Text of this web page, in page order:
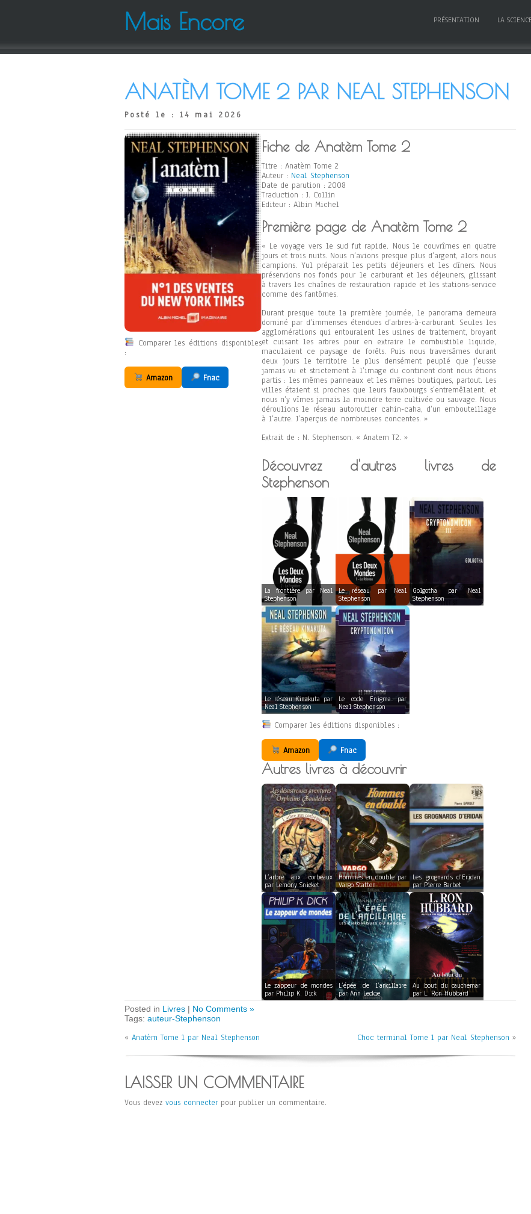
Mais Encore PRÉSENTATION LA
ANATÈM TOME 2 PAR NEAL STEPHENSON
Posté le : 14 mai 2026
Comparer les éditions disponibles
:
Amazon Fnac
Fiche de Anatèm Tome 2
Titre : Anatèm Tome 2
Auteur : Neal Stephenson
Date de parution : 2008
Traduction : J. Collin
Editeur : Albin Michel
Première page de Anatèm Tome 2
« Le voyage vers le sud fut rapide. Nous le couvrîmes en quatre
jours et trois nuits. Nous n’avions presque plus d’argent, alors nous
campions. Yul préparait les petits déjeuners et les dîners. Nous
préservions nos fonds pour le carburant et les déjeuners, glissant
à travers les chaînes de restauration rapide et les stations-service
comme des fantômes.
Durant presque toute la première journée, le panorama demeura
dominé par d’immenses étendues d’arbres-à-carburant. Seules les
agglomérations qui entouraient les usines de traitement, broyant
et cuisant les arbres pour en extraire le combustible liquide,
maculaient ce paysage de forêts. Puis nous traversâmes durant
deux jours le territoire le plus densément peuplé que j’eusse
jamais vu et strictement à l’image du continent dont nous étions
partis : les mêmes panneaux et les mêmes boutiques, partout. Les
villes étaient si proches que leurs fauxbourgs s’entremêlaient, et
nous n’y vîmes jamais la moindre terre cultivée ou sauvage. Nous
déroulions le réseau autoroutier cahin-caha, d’un embouteillage
à l’autre. J’aperçus de nombreuses concentes. »
Extrait de : N. Stephenson. « Anatem T2. »
Découvrez d'autres livres de
Stephenson
La frontière par Neal
Stephenson
Le réseau par Neal
Stephenson
Golgotha par Neal
Stephenson
Le réseau Kinakuta par
Neal Stephenson
Le code Enigma par
Neal Stephenson
Comparer les éditions disponibles :
Amazon Fnac
Autres livres à découvrir
L’arbre aux corbeaux
par Lemony Snicket
Hommes en double par
Vargo Statten
Les grognards d’Eridan
par Pierre Barbet
Le zappeur de mondes
par Philip K. Dick
L’épée de l’ancillaire
par Ann Leckie
Au bout du cauchemar
par L. Ron Hubbard
Posted in Livres | No Comments »
Tags: auteur-Stephenson
« Anatèm Tome 1 par Neal Stephenson Choc terminal Tome 1 par Neal Stephenson »
LAISSER UN COMMENTAIRE
Vous devez vous connecter pour publier un commentaire.